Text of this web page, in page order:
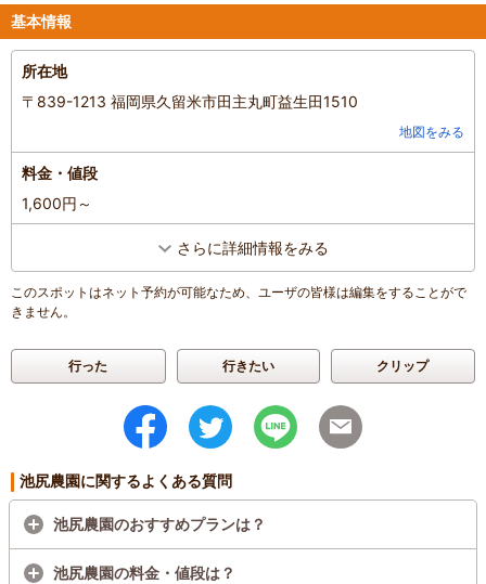
基本情報
所在地
〒839-1213 福岡県久留米市田主丸町益生田1510
地図をみる
料金・値段
1,600円～
さらに詳細情報をみる
このスポットはネット予約が可能なため、ユーザの皆様は編集をすることがで
きません。
行った 行きたい クリップ
池尻農園に関するよくある質問
池尻農園のおすすめプランは？
池尻農園の料金・値段は？